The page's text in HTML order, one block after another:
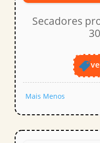
Secadores
Mais Menos